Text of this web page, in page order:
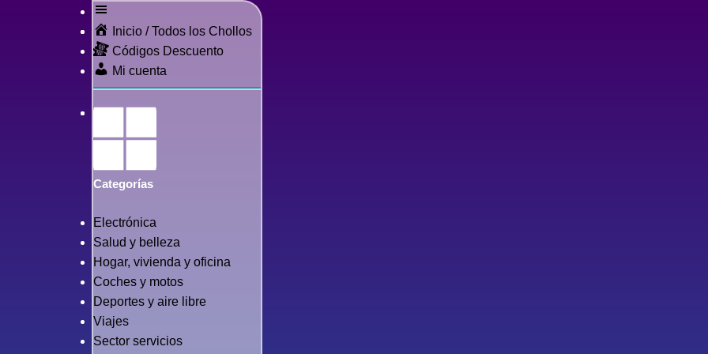
Inicio / Todos los Chollos
Códigos Descuento
Mi cuenta
Categorías
Electrónica
Salud y belleza
Hogar, vivienda y oficina
Coches y motos
Deportes y aire libre
Viajes
Sector servicios